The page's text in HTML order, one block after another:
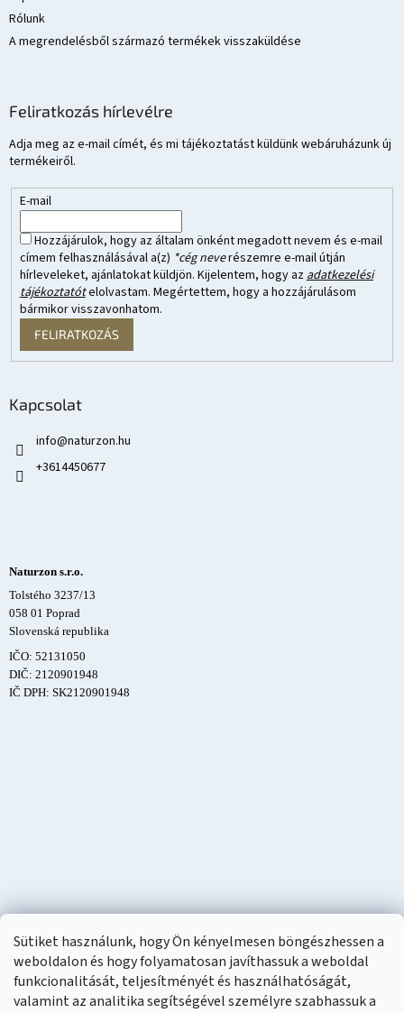
Sütiket használunk, hogy Ön kényelmesen böngészhessen a
weboldalon és hogy folyamatosan javíthassuk a weboldal
funkcionalitását, teljesítményét és használhatóságát,
valamint az analitika segítségével személyre szabhassuk a
Rólunk
A megrendelésből származó termékek visszaküldése
Feliratkozás hírlevélre
Adja meg az e-mail címét, és mi tájékoztatást küldünk webáruházunk új
termékeiről.
E-mail
Hozzájárulok, hogy az általam önként megadott nevem és e-mail
címem felhasználásával a(z) *cég neverészemre e-mail útján
hírleveleket, ajánlatokat küldjön. Kijelentem, hogy azadatkezelési
tájékoztatótelolvastam. Megértettem, hogy a hozzájárulásom
bármikor visszavonhatom.
FELIRATKOZÁS
Kapcsolat
info@naturzon.hu
+3614450677
Naturzon s.r.o.
Tolstého 3237/13
058 01 Poprad
Slovenská republika
IČO: 52131050
DIČ: 2120901948
IČ DPH: SK2120901948